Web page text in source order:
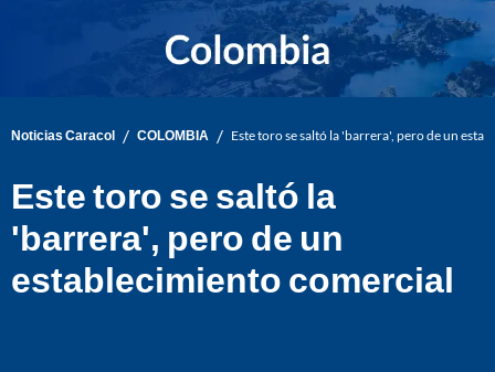
Noticias Caracol / COLOMBIA / Este toro se saltó la 'barrera', pero de un
Este toro se saltó la
'barrera', pero de un
establecimiento comercial